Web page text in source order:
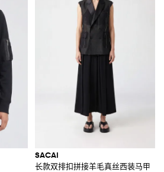
SACAI
长款双排扣拼接羊毛真丝西装马甲